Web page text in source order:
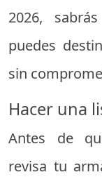
2026,
puedes
sin
Hacer una
Antes de
revisa tu